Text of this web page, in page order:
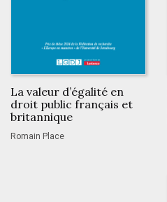
La valeur d’égalité en
droit public français et
britannique
Romain Place